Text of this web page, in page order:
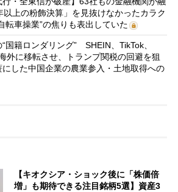
以上の粉飾決算」を見抜けなかったカラク
車操業”の焦りも表出していた
国籍ロンダリング” SHEIN、TikTok、
外に移転させ、トランプ関税の回避を狙
した中国企業の農業参入・土地取得への
【キオクシア・ショック後に「株価倍
増」も期待できる注目銘柄5選】資産3